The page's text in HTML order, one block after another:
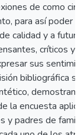
de como
para así poder
calidad y a
críticos y
sus
bibliográfica
la encuesta
y padres de